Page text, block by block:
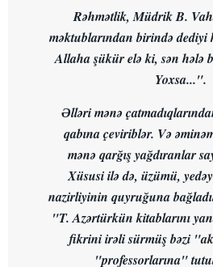
Rəhmətlik, Müdrik B.
məktublarından birində
Allaha şükür elə ki, sən hələ
Yoxsa...".
Əlləri mənə
qabına çeviriblər. Və
mənə qarğış yağdıranlar
Xüsusi ilə də, üzümü,
nazirliyinin quyruğuna
"T. Azərtürkün kitablarını
fikrini irəli sürmüş bəzi
"professorlarına"